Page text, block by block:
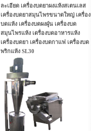
ละเอียด เครื่องบดยาผงแห้งสเตนเลส
เครื่องบดยาสมุนไพรขนาดใหญ่ เครื่อง
บดแห้ง เครื่องบดผงฝุุ่น เครื่องบด
สมุนไพรแห้ง เดรื่องบดอาหารแห้ง
เครื่องบดยา เครื่องบดกาแฟ เครื่องบด
พริกแห้ง SL30